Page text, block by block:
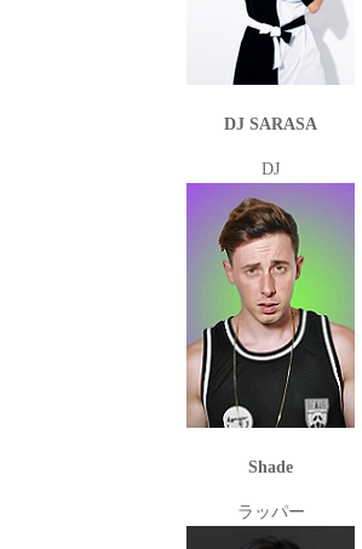
DJ SARASA
DJ
Shade
ラッパー